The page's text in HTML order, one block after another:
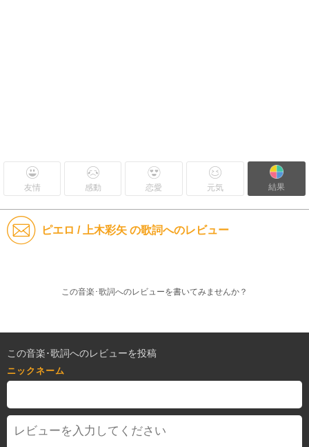
友情 感動 恋愛 元気 結果
ピエロ / 上木彩矢 の歌詞へのレビュー
この音楽･歌詞へのレビューを書いてみませんか？
この音楽･歌詞へのレビューを投稿
ニックネーム